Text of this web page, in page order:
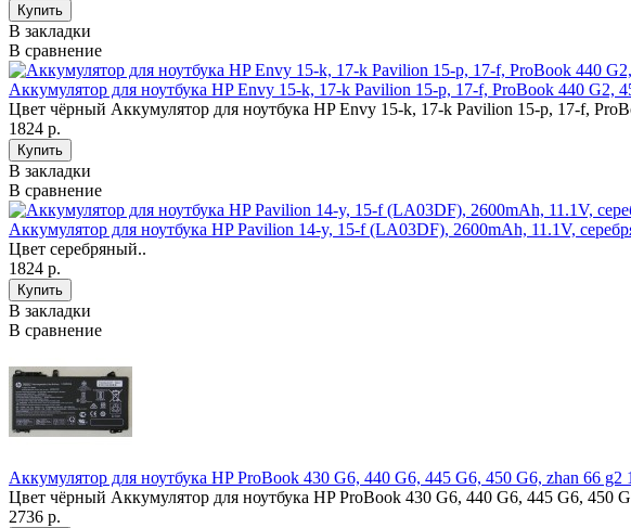
В закладки
В сравнение
Аккумулятор для ноутбука HP Envy 15-k, 17-k Pavilion 15-p, 17-f, ProBook 440 G2,
Цвет чёрный Аккумулятор для ноутбука HP Envy 15-k, 17-k Pavilion 15-p, 17-f,
1824 р.
В закладки
В сравнение
Аккумулятор для ноутбука HP Pavilion 14-y, 15-f (LA03DF), 2600mAh, 11.1V,
Цвет серебряный..
1824 р.
В закладки
В сравнение
Аккумулятор для ноутбука HP ProBook 430 G6, 440 G6, 445 G6, 450 G6, zhan 66 g2
Цвет чёрный Аккумулятор для ноутбука HP ProBook 430 G6, 440 G6, 445 G6, 450
2736 р.